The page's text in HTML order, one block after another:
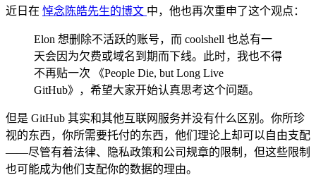
近日在 悼念陈皓先生的博文 中，他也再次重申了这个观点：
Elon 想删除不活跃的账号，而 coolshell 也总有一
天会因为欠费或域名到期而下线。此时，我也不得
不再贴一次 《People Die, but Long Live
GitHub》，希望大家开始认真思考这个问题。
但是 GitHub 其实和其他互联网服务并没有什么区别。你所珍
视的东西，你所需要托付的东西，他们理论上却可以自由支配
——尽管有着法律、隐私政策和公司规章的限制，但这些限制
也可能成为他们支配你的数据的理由。